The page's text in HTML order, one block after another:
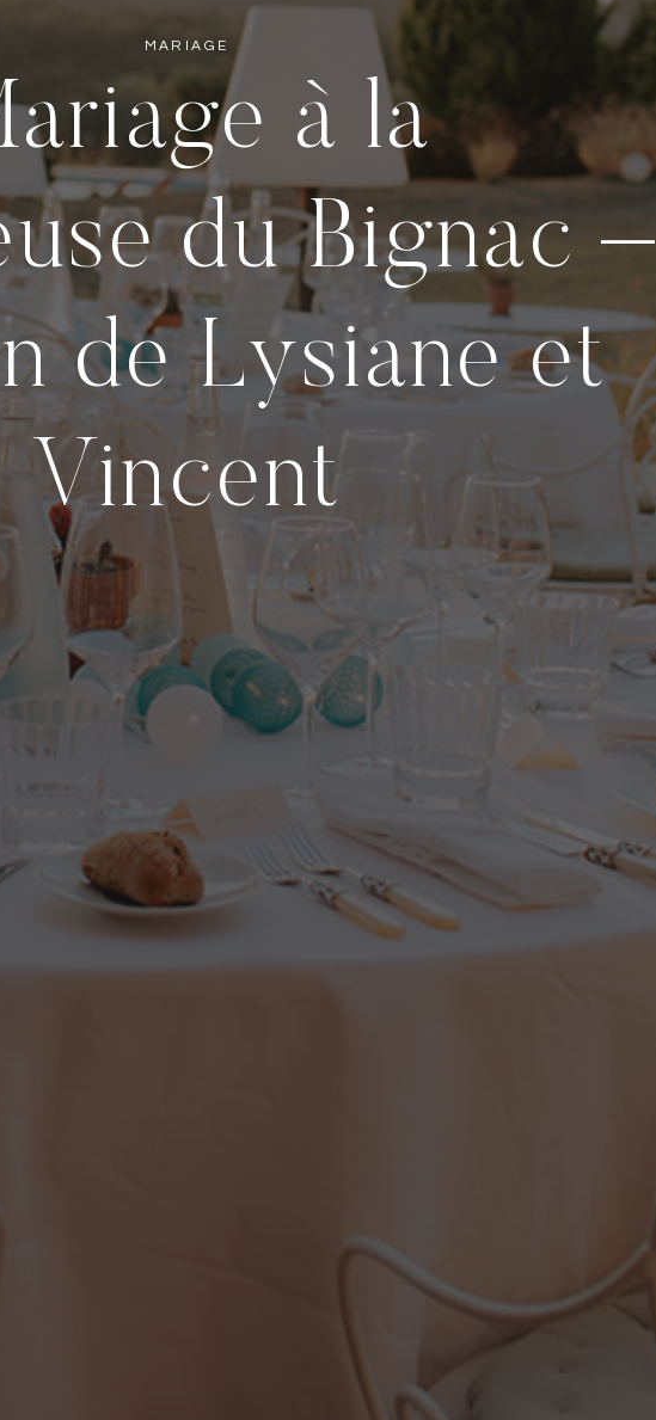
MARIAGE
à la
du Bignac –
de Lysiane et
Vincent